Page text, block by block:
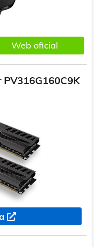
Web oficial
PV316G160C9K